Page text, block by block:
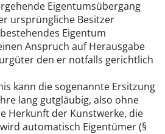
Eigentumsübergang
ursprüngliche Besitzer
Eigentum
Anspruch auf Herausgabe
den er notfalls gerichtlich
kann die sogenannte Ersitzung
lang gutgläubig, also ohne
Herkunft der Kunstwerke, die
automatisch Eigentümer (§